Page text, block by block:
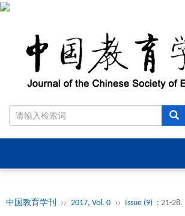
中国教育学刊 ›› 2017, Vol. 0 ›› Issue (9) : 21-28.